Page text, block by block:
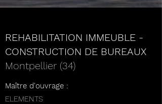
REHABILITATION IMMEUBLE -
CONSTRUCTION DE BUREAUX
Montpellier (34)
Maître d'ouvrage :
ELEMENTS